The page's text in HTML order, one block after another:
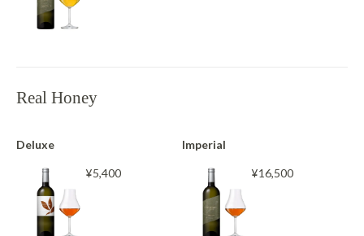
Real Honey
Deluxe
¥5,400
Imperial
¥16,500